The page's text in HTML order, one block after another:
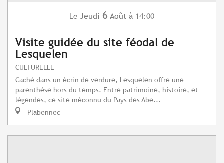
Le Jeudi 6 Août à 14:00
Visite guidée du site féodal de
Lesquelen
CULTURELLE
Caché dans un écrin de verdure, Lesquelen offre une
parenthèse hors du temps. Entre patrimoine, histoire, et
légendes, ce site méconnu du Pays des Abe...
Plabennec